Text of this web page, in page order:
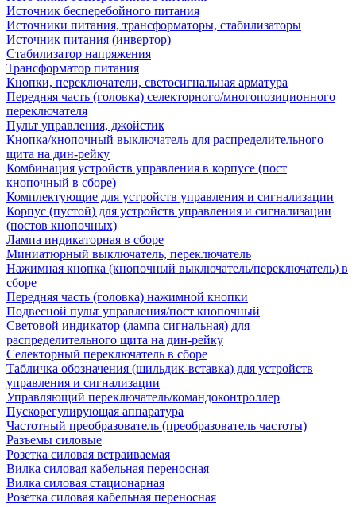
Источник бесперебойного питания
Источники питания, трансформаторы, стабилизаторы
Источник питания (инвертор)
Стабилизатор напряжения
Трансформатор питания
Кнопки, переключатели, светосигнальная арматура
Передняя часть (головка) селекторного/многопозиционного
переключателя
Пульт управления, джойстик
Кнопка/кнопочный выключатель для распределительного
щита на дин-рейку
Комбинация устройств управления в корпусе (пост
кнопочный в сборе)
Комплектующие для устройств управления и сигнализации
Корпус (пустой) для устройств управления и сигнализации
(постов кнопочных)
Лампа индикаторная в сборе
Миниатюрный выключатель, переключатель
Нажимная кнопка (кнопочный выключатель/переключатель) в
сборе
Передняя часть (головка) нажимной кнопки
Подвесной пульт управления/пост кнопочный
Световой индикатор (лампа сигнальная) для
распределительного щита на дин-рейку
Селекторный переключатель в сборе
Табличка обозначения (шильдик-вставка) для устройств
управления и сигнализации
Управляющий переключатель/командоконтроллер
Пускорегулирующая аппаратура
Частотный преобразователь (преобразователь частоты)
Разъемы силовые
Розетка силовая встраиваемая
Вилка силовая кабельная переносная
Вилка силовая стационарная
Розетка силовая кабельная переносная